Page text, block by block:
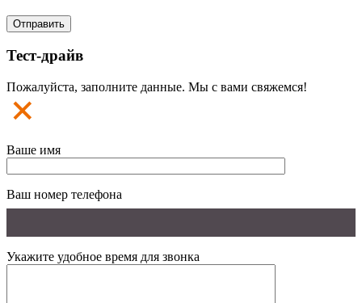
Тест-драйв
Пожалуйста, заполните данные. Мы с вами свяжемся!
Ваше имя
Ваш номер телефона
Укажите удобное время для звонка